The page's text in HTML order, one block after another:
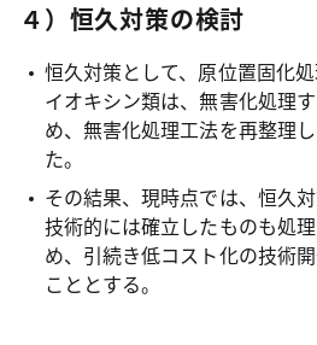
４）恒久対策の検討
恒久対策として、原位置固化
イオキシン類は、無害化処理
め、無害化処理工法を再整理
た。
その結果、現時点では、恒久
技術的には確立したものも処
め、引続き低コスト化の技術
こととする。